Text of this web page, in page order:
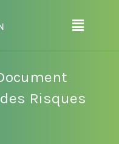
Menu
Risques